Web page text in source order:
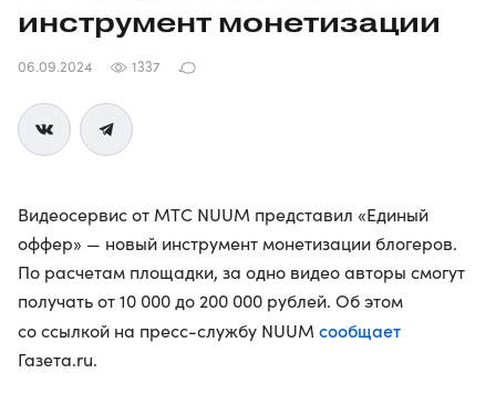
инструмент монетизации
06.09.2024 1337
Видеосервис от МТС NUUM представил «Единый
оффер» — новый инструмент монетизации блогеров.
По расчетам площадки, за одно видео авторы смогут
получать от 10 000 до 200 000 рублей. Об этом
со ссылкой на пресс-службу NUUM сообщает
Газета.ru.